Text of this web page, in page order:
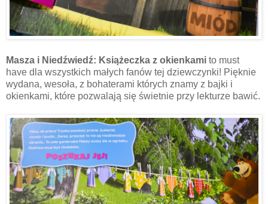
Masza i Niedźwiedź: Książeczka z okienkami to must
have dla wszystkich małych fanów tej dziewczynki! Pięknie
wydana, wesoła, z bohaterami których znamy z bajki i
okienkami, które pozwalają się świetnie przy lekturze bawić.